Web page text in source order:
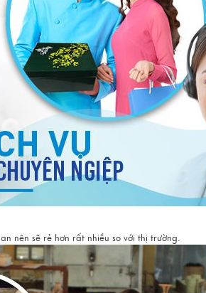
nên sẽ rẻ hơn rất nhiều so với thị trường.